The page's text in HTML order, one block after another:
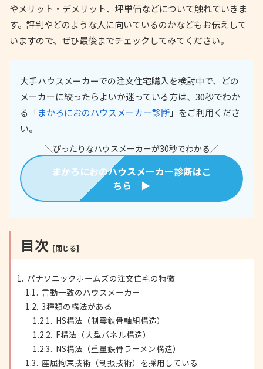
やメリット・デメリット、坪単価などについて触れていきま
す。評判やどのような人に向いているのかなどもお伝えして
いますので、ぜひ最後までチェックしてみてください。
大手ハウスメーカーでの注文住宅購入を検討中で、どの
メーカーに絞ったらよいか迷っている方は、30秒でわか
る「まかろにおのハウスメーカー診断」をご利用くださ
い。
＼ぴったりなハウスメーカーが30秒でわかる／
まかろにおのハウスメーカー診断はこ
ちら ▶
目次
パナソニックホームズの注文住宅の特徴
言動一致のハウスメーカー
3種類の構法がある
HS構法（制震鉄骨軸組構造）
F構法（大型パネル構造）
NS構法（重量鉄骨ラーメン構造）
座屈拘束技術（制振技術）を採用している